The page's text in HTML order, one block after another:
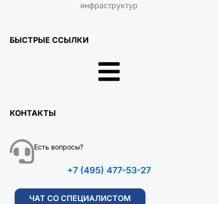
инфраструктур
БЫСТРЫЕ ССЫЛКИ
КОНТАКТЫ
Есть вопросы?
+7 (495) 477-53-27
ЧАТ СО СПЕЦИАЛИСТОМ